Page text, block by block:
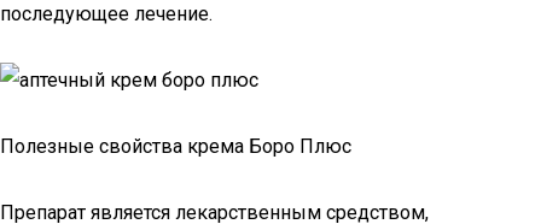
последующее лечение.
Полезные свойства крема Боро Плюс
Препарат является лекарственным средством,